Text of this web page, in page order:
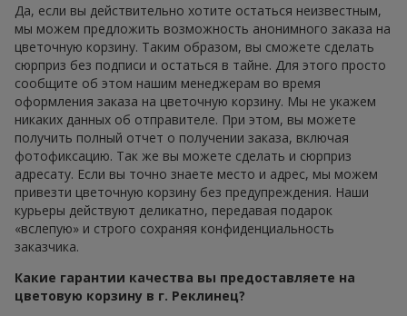
Да, если вы действительно хотите остаться неизвестным,
мы можем предложить возможность анонимного заказа на
цветочную корзину. Таким образом, вы сможете сделать
сюрприз без подписи и остаться в тайне. Для этого просто
сообщите об этом нашим менеджерам во время
оформления заказа на цветочную корзину. Мы не укажем
никаких данных об отправителе. При этом, вы можете
получить полный отчет о получении заказа, включая
фотофиксацию. Так же вы можете сделать и сюрприз
адресату. Если вы точно знаете место и адрес, мы можем
привезти цветочную корзину без предупреждения. Наши
курьеры действуют деликатно, передавая подарок
«вслепую» и строго сохраняя конфиденциальность
заказчика.
Какие гарантии качества вы предоставляете на
цветовую корзину в г. Реклинец?